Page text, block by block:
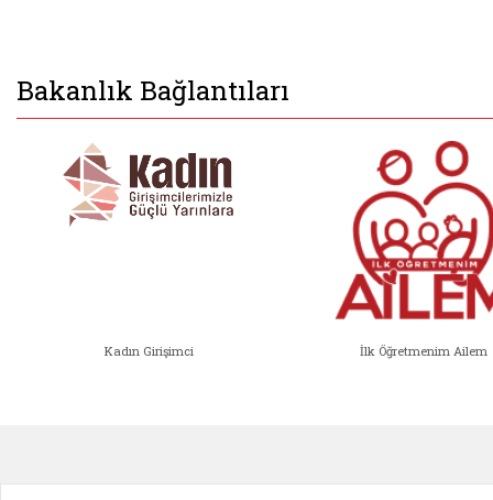
Bakanlık Bağlantıları
Kadın Girişimci İlk Öğretmenim Ailem